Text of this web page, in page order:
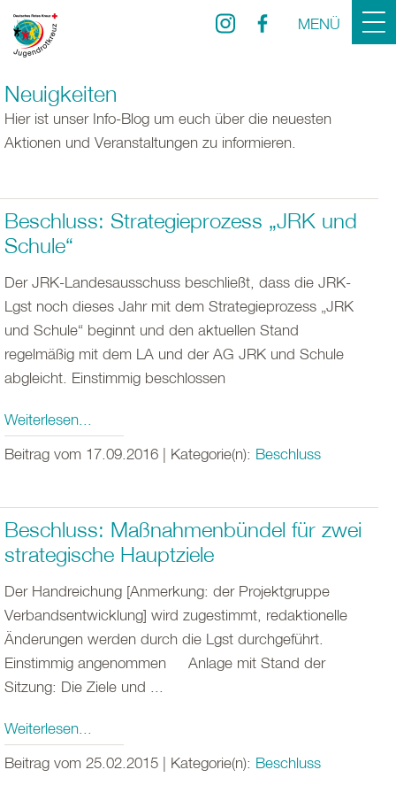
MENÜ
Neuigkeiten
Hier ist unser Info-Blog um euch über die neuesten
Aktionen und Veranstaltungen zu informieren.
Beschluss: Strategieprozess „JRK und
Schule“
Der JRK-Landesausschuss beschließt, dass die JRK-
Lgst noch dieses Jahr mit dem Strategieprozess „JRK
und Schule“ beginnt und den aktuellen Stand
regelmäßig mit dem LA und der AG JRK und Schule
abgleicht. Einstimmig beschlossen
Weiterlesen...
Beitrag vom 17.09.2016 | Kategorie(n): Beschluss
Beschluss: Maßnahmenbündel für zwei
strategische Hauptziele
Der Handreichung [Anmerkung: der Projektgruppe
Verbandsentwicklung] wird zugestimmt, redaktionelle
Änderungen werden durch die Lgst durchgeführt.
Einstimmig angenommen Anlage mit Stand der
Sitzung: Die Ziele und ...
Weiterlesen...
Beitrag vom 25.02.2015 | Kategorie(n): Beschluss